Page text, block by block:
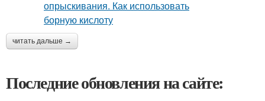
читать дальше →
Последние обновления на сайте: